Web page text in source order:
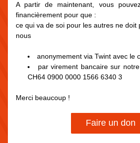
A partir de maintenant, vous
financièrement pour que :
ce qui va de soi pour les autres ne doit
nous
anonymement via Twint avec le
par virement bancaire sur
CH64 0900 0000 1566 6340 3
Merci beaucoup !
Faire un don